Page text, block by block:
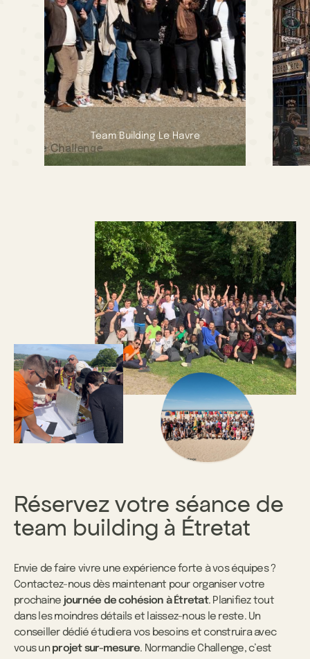
Team Building Le Havre
Réservez votre séance de
team building à Étretat
Envie de faire vivre une expérience forte à vos équipes ?
Contactez-nous dès maintenant pour organiser votre
prochaine journée de cohésion à Étretat. Planifiez tout
dans les moindres détails et laissez-nous le reste. Un
conseiller dédié étudiera vos besoins et construira avec
vous un projet sur-mesure. Normandie Challenge, c’est